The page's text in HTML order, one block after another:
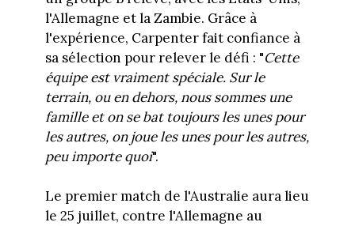
l'Allemagne et la Zambie. Grâce à
l'expérience, Carpenter fait confiance à
sa sélection pour relever le défi : "Cette
équipe est vraiment spéciale. Sur le
terrain, ou en dehors, nous sommes une
famille et on se bat toujours les unes pour
les autres, on joue les unes pour les autres,
peu importe quoi".
Le premier match de l'Australie aura lieu
le 25 juillet, contre l'Allemagne au